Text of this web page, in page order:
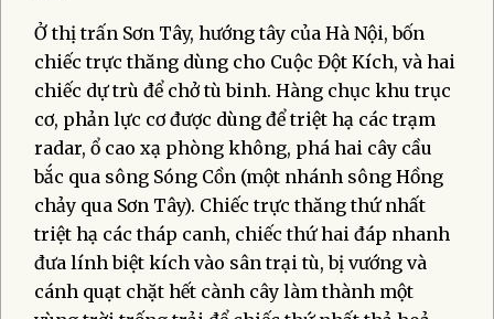
Ở thị trấn Sơn Tây, hướng tây của Hà Nội, bốn
chiếc trực thăng dùng cho Cuộc Đột Kích, và hai
chiếc dự trù để chở tù binh. Hàng chục khu trục
cơ, phản lực cơ được dùng để triệt hạ các trạm
radar, ổ cao xạ phòng không, phá hai cây cầu
bắc qua sông Sóng Cồn (một nhánh sông Hồng
chảy qua Sơn Tây). Chiếc trực thăng thứ nhất
triệt hạ các tháp canh, chiếc thứ hai đáp nhanh
đưa lính biệt kích vào sân trại tù, bị vướng và
cánh quạt chặt hết cành cây làm thành một